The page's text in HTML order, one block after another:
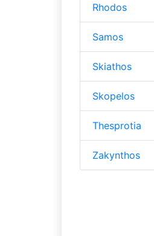
Rhodos
Samos
Skiathos
Skopelos
Thesprotia
Zakynthos